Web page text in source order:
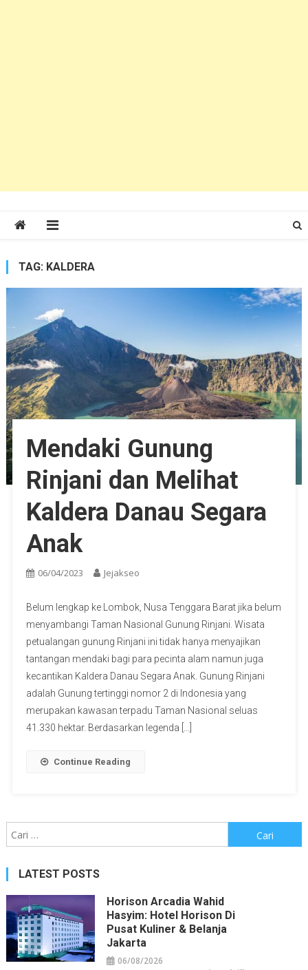
TAG: KALDERA
Mendaki Gunung
Rinjani dan Melihat
Kaldera Danau Segara
Anak
06/04/2023 Jejakseo
Belum lengkap ke Lombok, Nusa Tenggara Barat jika belum
menyambangi Taman Nasional Gunung Rinjani. Wisata
petualangan gunung Rinjani ini tidak hanya menyajikan
tantangan mendaki bagi para pecinta alam namun juga
kecantikan Kaldera Danau Segara Anak. Gunung Rinjani
adalah Gunung tertinggi nomor 2 di Indonesia yang
merupakan kawasan terpadu Taman Nasional seluas
41.330 hektar. Berdasarkan legenda […]
Continue Reading
untuk:
LATEST POSTS
Horison Arcadia Wahid
Hasyim: Hotel Horison Di
Pusat Kuliner & Belanja
Jakarta
06/08/2026